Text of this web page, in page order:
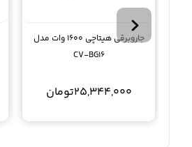
جاروبرقی هیتاچی 1600 وات مدل
CV-BG16
25,344,000تومان